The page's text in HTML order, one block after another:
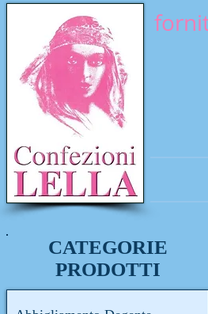
CATEGORIE
PRODOTTI